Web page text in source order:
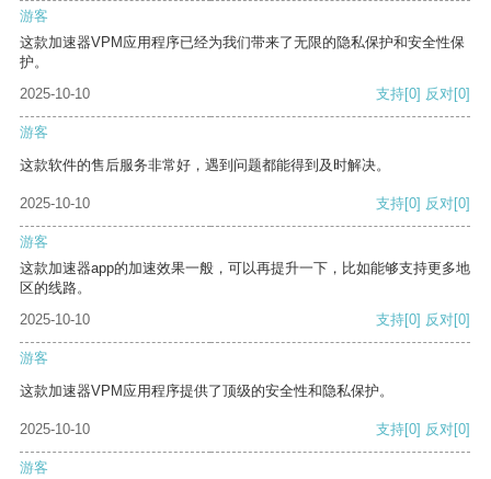
游客
这款加速器VPM应用程序已经为我们带来了无限的隐私保护和安全性保
护。
2025-10-10
支持[0] 反对[0]
游客
这款软件的售后服务非常好，遇到问题都能得到及时解决。
2025-10-10 支持[0] 反对[0]
游客
这款加速器app的加速效果一般，可以再提升一下，比如能够支持更多地
区的线路。
2025-10-10
支持[0] 反对[0]
游客
这款加速器VPM应用程序提供了顶级的安全性和隐私保护。
2025-10-10 支持[0] 反对[0]
游客